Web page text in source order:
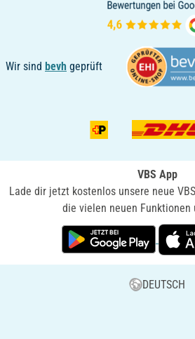
Wir sind bevh geprüft
VBS App
Lade dir jetzt kostenlos unsere neue
die vielen neuen Funktionen
DEUTSCH